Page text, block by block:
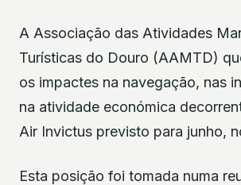
A Associação das Atividades
Turísticas do Douro (AAMTD)
os impactes na navegação, nas
na atividade económica
Air Invictus previsto para junho,
Esta posição foi tomada numa